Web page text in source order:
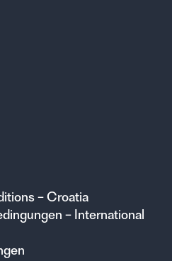
– Croatia
– International